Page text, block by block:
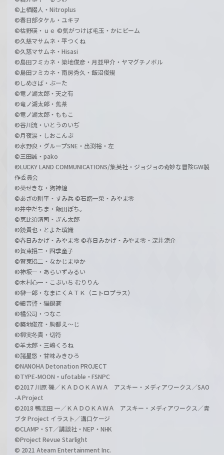
©上栖綴人・Nitroplus
©春日部タケル・ユキヲ
©枯野瑛・ｕｅ ©気がつけば毛玉・かにビーム
©久慈マサムネ・平つくね
©久慈マサムネ・Hisasi
©島田フミカネ・築地俊彦・月並甲介・ヤマグチノボル
©島田フミカネ・南房秀久・飯沼俊規
©しめさば・ぶーた
©竜ノ湖太郎・天之有
©竜ノ湖太郎・焦茶
©竜ノ湖太郎・ももこ
©谷川流・いとうのいぢ
©月夜涙・しおこんぶ
©水野良・グループSNE・出渕裕・左
©三田誠・pako
©LUCKY LAND COMMUNICATIONS/集英社・ジョジョの奇妙な冒険GW製
作委員会
©葵せきな・狗神煌
©あざの耕平・すみ兵 ©石踏一榮・みやま零
©井中だちま・飯田ぽち。
©恵比須清司・ぎん太郎
©鏡貴也・とよた瑣織
©春日みかげ・みやま零 ©春日みかげ・みやま零・深井涼介
©賀東招二・四季童子
©賀東招二・なかじまゆか
©神坂一・あらいずみるい
©木村心一・こぶいち むりりん
©榊一郎・なまにくＡＴＫ（ニトロプラス）
©細音啓・猫鍋蒼
©橘公司・つなこ
©築地俊彦・駒都え～じ
©柳実冬貴・切符
©羊太郎・三嶋くろね
©諸星悠・甘味みきひろ
©NANOHA Detonation PROJECT
©TYPE-MOON・ufotable・FSNPC
©2017 川原 礫／ＫＡＤＯＫＡＷＡ アスキー・メディアワークス／SAO
-A Project
©2018 鴨志田 一／ＫＡＤＯＫＡＷＡ アスキー・メディアワークス／青
ブタ Project イラスト／溝口ケージ
©CLAMP・ST／講談社・NEP・NHK
©Project Revue Starlight
© 2021 Ateam Entertainment Inc.